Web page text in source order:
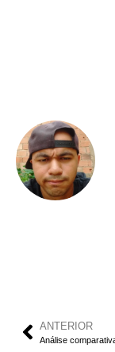
ANTERIOR